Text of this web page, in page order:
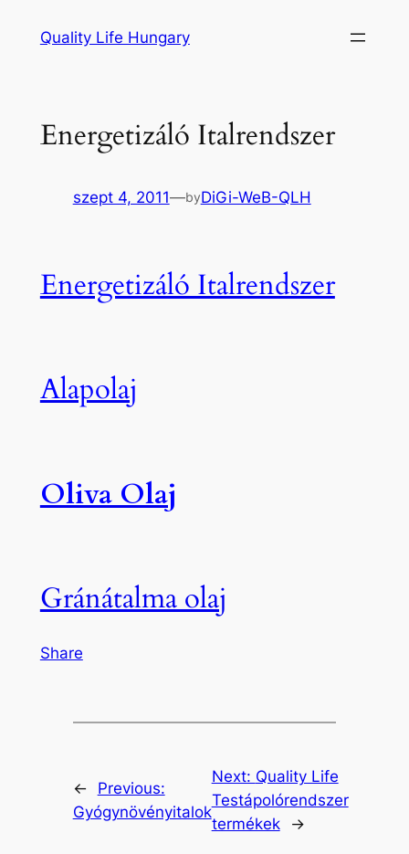
Quality Life Hungary
Energetizáló Italrendszer
szept 4, 2011—byDiGi-WeB-QLH
Energetizáló Italrendszer
Alapolaj
Oliva Olaj
Gránátalma olaj
Share
←
Previous:
Gyógynövényitalok
Next: Quality Life
Testápolórendszer
termékek
→